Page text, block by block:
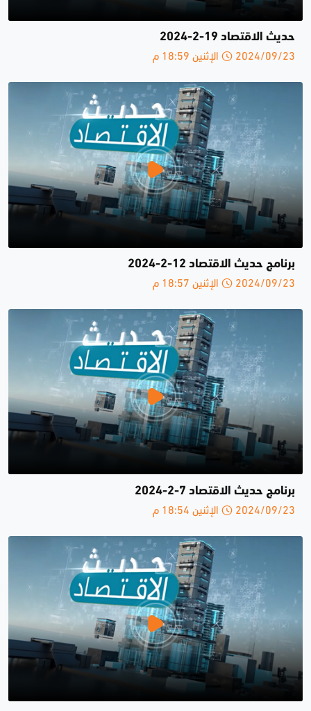
حديث الاقتصاد 19-2-2024
2024/09/23 الإثنين 18:59 م
برنامج حديث الاقتصاد 12-2-2024
2024/09/23 الإثنين 18:57 م
برنامج حديث الاقتصاد 7-2-2024
2024/09/23 الإثنين 18:54 م